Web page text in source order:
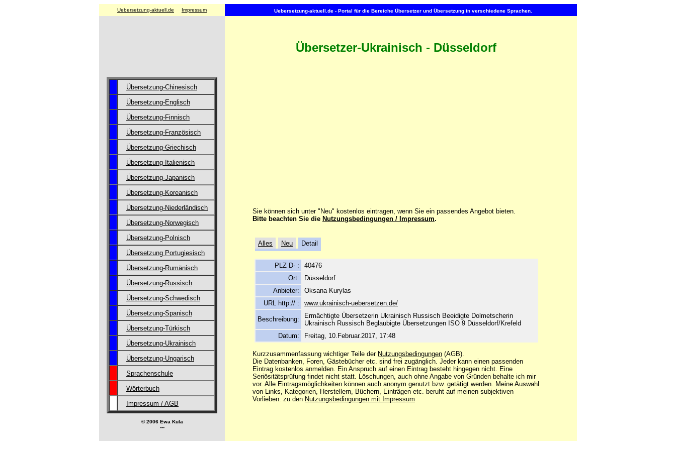
Uebersetzung-aktuell.de Impressum Uebersetzung-aktuell.de - Portal für die Bereiche Übersetzer und Übersetzung in verschiedene Sprachen.
Übersetzung-Chinesisch
Übersetzung-Englisch
Übersetzung-Finnisch
Übersetzung-Französisch
Übersetzung-Griechisch
Übersetzung-Italienisch
Übersetzung-Japanisch
Übersetzung-Koreanisch
Übersetzung-Niederländisch
Übersetzung-Norwegisch
Übersetzung-Polnisch
Übersetzung Portugiesisch
Übersetzung-Rumänisch
Übersetzung-Russisch
Übersetzung-Schwedisch
Übersetzung-Spanisch
Übersetzung-Türkisch
Übersetzung-Ukrainisch
Übersetzung-Ungarisch
Sprachenschule
Wörterbuch
Impressum / AGB
© 2006 Ewa Kula
---
Übersetzer-Ukrainisch - Düsseldorf
Sie können sich unter "Neu" kostenlos eintragen, wenn Sie ein passendes Angebot bieten.
Bitte beachten Sie die Nutzungsbedingungen / Impressum.
Alles Neu Detail
PLZ D- :
40476
Ort:
Düsseldorf
Anbieter:
Oksana Kurylas
URL http:// :
www.ukrainisch-uebersetzen.de/
Beschreibung:
Ermächtigte Übersetzerin Ukrainisch Russisch Beeidigte Dolmetscherin
Ukrainisch Russisch Beglaubigte Übersetzungen ISO 9 Düsseldorf/Krefeld
Datum:
Freitag, 10.Februar.2017, 17:48
Kurzzusammenfassung wichtiger Teile der Nutzungsbedingungen (AGB).
Die Datenbanken, Foren, Gästebücher etc. sind frei zugänglich. Jeder kann einen passenden
Eintrag kostenlos anmelden. Ein Anspruch auf einen Eintrag besteht hingegen nicht. Eine
Seriösitätsprüfung findet nicht statt. Löschungen, auch ohne Angabe von Gründen behalte ich mir
vor. Alle Eintragsmöglichkeiten können auch anonym genutzt bzw. getätigt werden. Meine Auswahl
von Links, Kategorien, Herstellern, Büchern, Einträgen etc. beruht auf meinen subjektiven
Vorlieben. zu den Nutzungsbedingungen mit Impressum